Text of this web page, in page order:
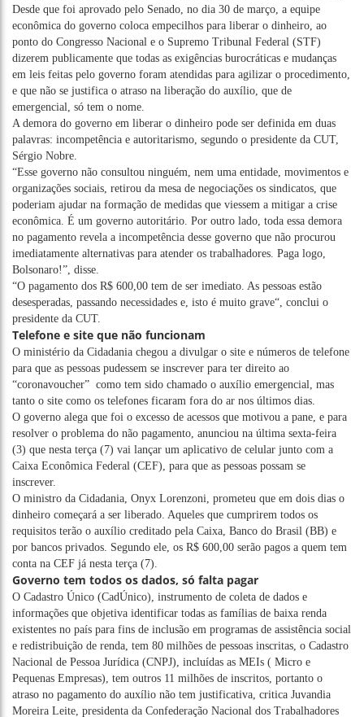
Desde que foi aprovado pelo Senado, no dia 30 de março, a equipe
econômica do governo coloca empecilhos para liberar o dinheiro, ao
ponto do Congresso Nacional e o Supremo Tribunal Federal (STF)
dizerem publicamente que todas as exigências burocráticas e mudanças
em leis feitas pelo governo foram atendidas para agilizar o procedimento,
e que não se justifica o atraso na liberação do auxílio, que de
emergencial, só tem o nome.
A demora do governo em liberar o dinheiro pode ser definida em duas
palavras: incompetência e autoritarismo, segundo o presidente da CUT,
Sérgio Nobre.
“Esse governo não consultou ninguém, nem uma entidade, movimentos e
organizações sociais, retirou da mesa de negociações os sindicatos, que
poderiam ajudar na formação de medidas que viessem a mitigar a crise
econômica. É um governo autoritário. Por outro lado, toda essa demora
no pagamento revela a incompetência desse governo que não procurou
imediatamente alternativas para atender os trabalhadores. Paga logo,
Bolsonaro!”, disse.
“O pagamento dos R$ 600,00 tem de ser imediato. As pessoas estão
desesperadas, passando necessidades e, isto é muito grave“, conclui o
presidente da CUT.
Telefone e site que não funcionam
O ministério da Cidadania chegou a divulgar o site e números de telefone
para que as pessoas pudessem se inscrever para ter direito ao
“coronavoucher” como tem sido chamado o auxílio emergencial, mas
tanto o site como os telefones ficaram fora do ar nos últimos dias.
O governo alega que foi o excesso de acessos que motivou a pane, e para
resolver o problema do não pagamento, anunciou na última sexta-feira
(3) que nesta terça (7) vai lançar um aplicativo de celular junto com a
Caixa Econômica Federal (CEF), para que as pessoas possam se
inscrever.
O ministro da Cidadania, Onyx Lorenzoni, prometeu que em dois dias o
dinheiro começará a ser liberado. Aqueles que cumprirem todos os
requisitos terão o auxílio creditado pela Caixa, Banco do Brasil (BB) e
por bancos privados. Segundo ele, os R$ 600,00 serão pagos a quem tem
conta na CEF já nesta terça (7).
Governo tem todos os dados, só falta pagar
O Cadastro Único (CadÚnico), instrumento de coleta de dados e
informações que objetiva identificar todas as famílias de baixa renda
existentes no país para fins de inclusão em programas de assistência social
e redistribuição de renda, tem 80 milhões de pessoas inscritas, o Cadastro
Nacional de Pessoa Jurídica (CNPJ), incluídas as MEIs ( Micro e
Pequenas Empresas), tem outros 11 milhões de inscritos, portanto o
atraso no pagamento do auxílio não tem justificativa, critica Juvandia
Moreira Leite, presidenta da Confederação Nacional dos Trabalhadores